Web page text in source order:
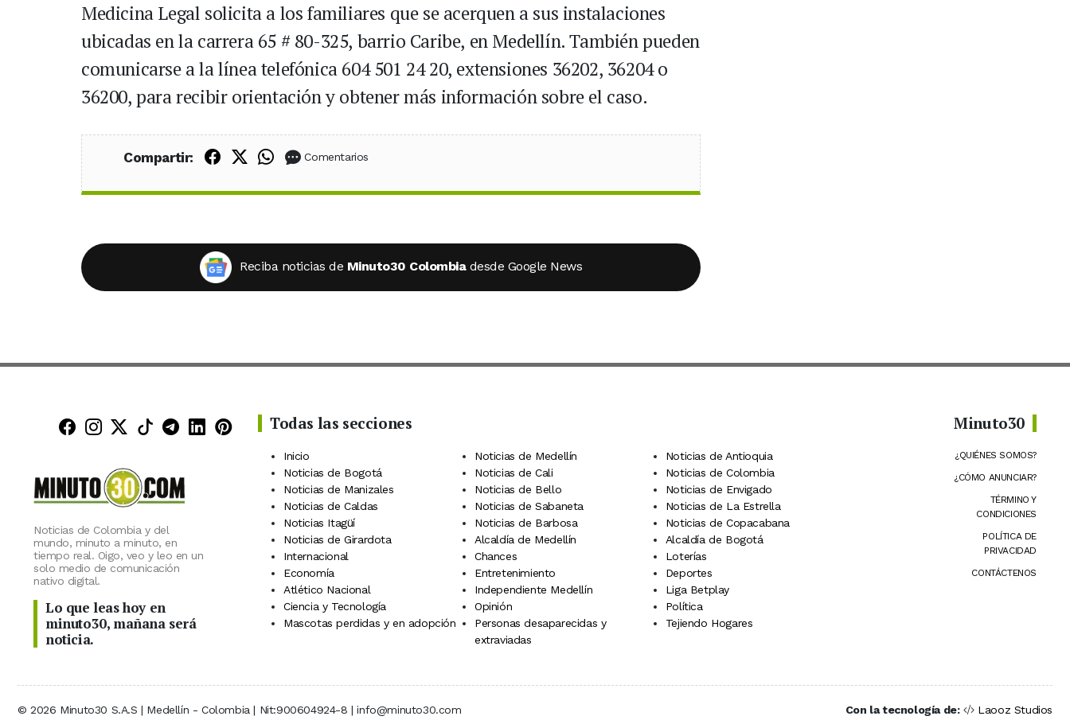
Medicina Legal solicita a los familiares que se acerquen a sus instalaciones
ubicadas en la carrera 65 # 80-325, barrio Caribe, en Medellín. También pueden
comunicarse a la línea telefónica 604 501 24 20, extensiones 36202, 36204 o
36200, para recibir orientación y obtener más información sobre el caso.
Compartir: Compartir en Facebook
Compartir en X (Twitter)
Compartir en WhatsApp
Comentarios
Reciba noticias de Minuto30 Colombia desde Google News
Minuto30 en Facebook
Minuto30 en Instagram
Minuto30 en X (Twitter)
Minuto30 en TikTok
Canal de Minuto30 en Telegram
Minuto30 en LinkedIn
Minuto30 en Pinterest
Noticias de Colombia y del
mundo, minuto a minuto, en
tiempo real. Oigo, veo y leo en un
solo medio de comunicación
nativo digital.
Lo que leas hoy en
minuto30, mañana será
noticia.
Todas las secciones
Inicio Noticias de Medellín
Noticias de Antioquia
Noticias de Bogotá
Noticias de Cali
Noticias de Colombia
Noticias de Manizales
Noticias de Bello
Noticias de Envigado
Noticias de Caldas
Noticias de Sabaneta
Noticias de La Estrella
Noticias Itagüí
Noticias de Barbosa
Noticias de Copacabana
Noticias de Girardota
Alcaldía de Medellín
Alcaldía de Bogotá
Internacional
Chances
Loterías
Economía
Entretenimiento
Deportes
Atlético Nacional
Independiente Medellín
Liga Betplay
Ciencia y Tecnología
Opinión
Política
Mascotas perdidas y en adopción
Personas desaparecidas y
extraviadas
Tejiendo Hogares
Minuto30
¿QUIÉNES SOMOS?
¿CÓMO ANUNCIAR?
TÉRMINO Y
CONDICIONES
POLÍTICA DE
PRIVACIDAD
CONTÁCTENOS
© 2026 Minuto30 S.A.S | Medellín - Colombia | Nit:900604924-8 | info@minuto30.com Con la tecnología de: Laooz Studios